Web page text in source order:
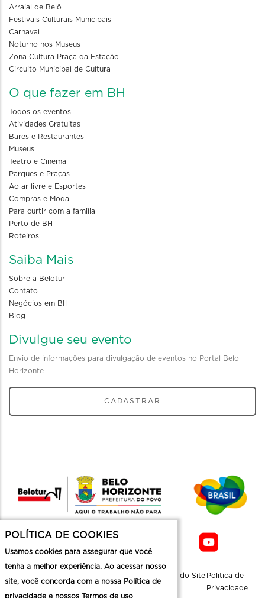
Arraial de Belô
Festivais Culturais Municipais
Carnaval
Noturno nos Museus
Zona Cultura Praça da Estação
Circuito Municipal de Cultura
O que fazer em BH
Todos os eventos
Atividades Gratuitas
Bares e Restaurantes
Museus
Teatro e Cinema
Parques e Praças
Ao ar livre e Esportes
Compras e Moda
Para curtir com a familia
Perto de BH
Roteiros
Saiba Mais
Sobre a Belotur
Contato
Negócios em BH
Blog
Divulgue seu evento
Envio de informações para divulgação de eventos no Portal Belo
Horizonte
CADASTRAR
Mapa do Site Politica de
Privacidade
POLÍTICA DE COOKIES
Usamos cookies para assegurar que você
tenha a melhor experiência. Ao acessar nosso
site, você concorda com a nossa Política de
privacidade e nossos Termos de uso